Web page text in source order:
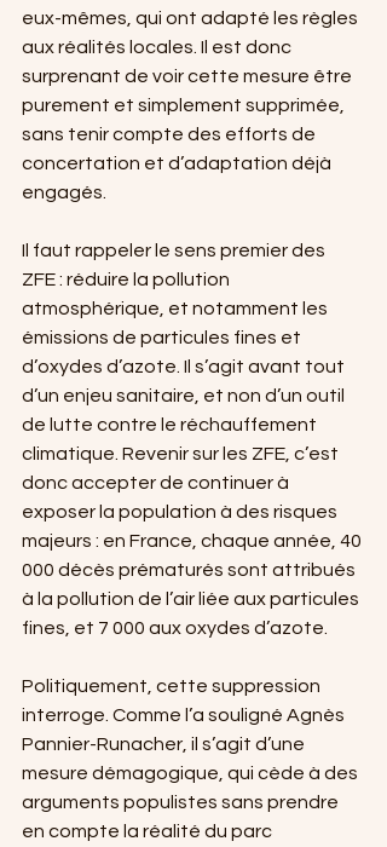
eux-mêmes, qui ont adapté les règles
aux réalités locales. Il est donc
surprenant de voir cette mesure être
purement et simplement supprimée,
sans tenir compte des efforts de
concertation et d’adaptation déjà
engagés.
Il faut rappeler le sens premier des
ZFE : réduire la pollution
atmosphérique, et notamment les
émissions de particules fines et
d’oxydes d’azote. Il s’agit avant tout
d’un enjeu sanitaire, et non d’un outil
de lutte contre le réchauffement
climatique. Revenir sur les ZFE, c’est
donc accepter de continuer à
exposer la population à des risques
majeurs : en France, chaque année, 40
000 décès prématurés sont attribués
à la pollution de l’air liée aux particules
fines, et 7 000 aux oxydes d’azote.
Politiquement, cette suppression
interroge. Comme l’a souligné Agnès
Pannier-Runacher, il s’agit d’une
mesure démagogique, qui cède à des
arguments populistes sans prendre
en compte la réalité du parc